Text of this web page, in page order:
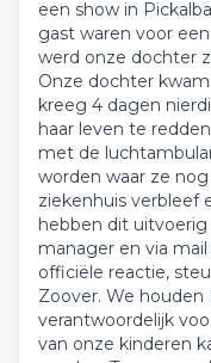
een show in
gast waren voor
werd onze dochter
Onze dochter
kreeg 4 dagen
haar leven te
met de
worden waar ze
ziekenhuis verbleef
hebben dit
manager en via
officiële reactie,
Zoover. We houden
verantwoordelijk
van onze kinderen